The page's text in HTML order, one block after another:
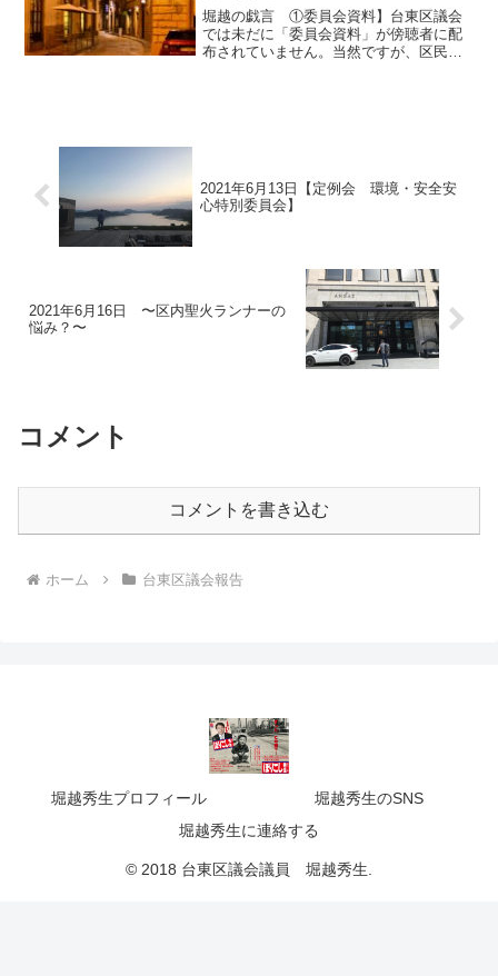
堀越の戯言 ①委員会資料】台東区議会
では未だに「委員会資料」が傍聴者に配
布されていません。当然ですが、区民が
2021年6月13日【定例会 環境・安全安
心特別委員会】
2021年6月16日 〜区内聖火ランナーの
悩み？〜
コメント
コメントを書き込む
ホーム 台東区議会報告
堀越秀生プロフィール
堀越秀生のSNS
堀越秀生に連絡する
© 2018 台東区議会議員 堀越秀生.